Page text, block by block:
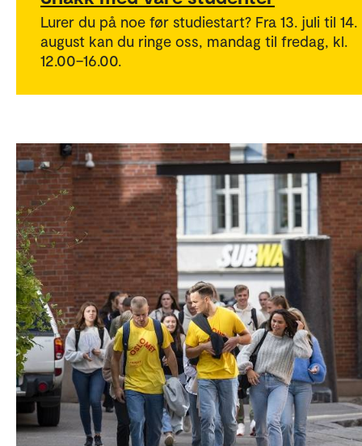
Lurer du på noe før studiestart? Fra 13. juli til 14.
august kan du ringe oss, mandag til fredag, kl.
12.00–16.00.